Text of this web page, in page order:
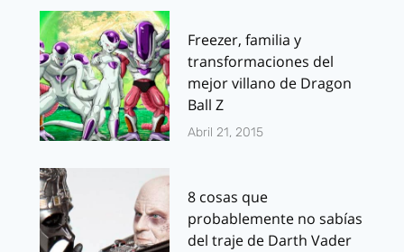
Freezer, familia y
transformaciones del
mejor villano de Dragon
Ball Z
Abril 21, 2015
8 cosas que
probablemente no sabías
del traje de Darth Vader